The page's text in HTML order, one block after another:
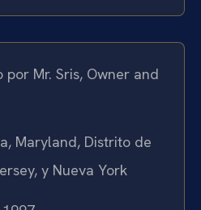
Mr. Sris, Owner and
Maryland, Distrito de
y Nueva York